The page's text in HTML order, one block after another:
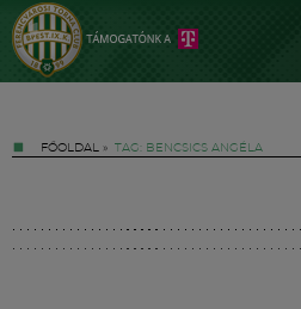
FŐOLDAL » TAG: BENCSICS ANGÉLA